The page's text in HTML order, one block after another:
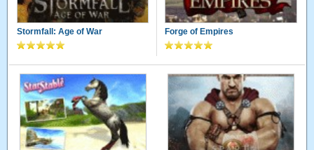
Stormfall: Age of War Forge of Empires